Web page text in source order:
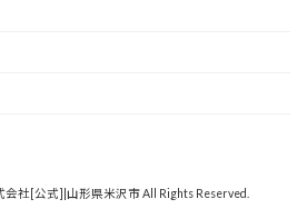
社[公式]|山形県米沢市 All Rights Reserved.